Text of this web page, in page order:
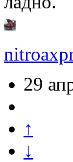
29
↑
↓